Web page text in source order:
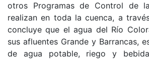
otros Programas de Control de
realizan en toda la cuenca, a
concluye que el agua del Río
sus afluentes Grande y Barrancas,
de agua potable, riego y